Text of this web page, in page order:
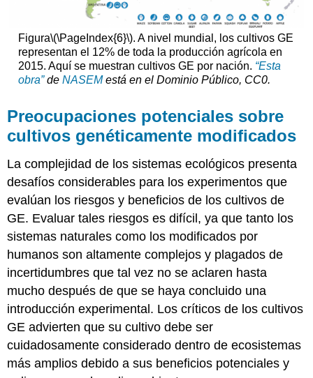
Figura\(\PageIndex{6}\). A nivel mundial, los cultivos GE
representan el 12% de toda la producción agrícola en
2015. Aquí se muestran cultivos GE por nación. “Esta
obra” de NASEM está en el Dominio Público, CC0.
Preocupaciones potenciales sobre
cultivos genéticamente modificados
La complejidad de los sistemas ecológicos presenta
desafíos considerables para los experimentos que
evalúan los riesgos y beneficios de los cultivos de
GE. Evaluar tales riesgos es difícil, ya que tanto los
sistemas naturales como los modificados por
humanos son altamente complejos y plagados de
incertidumbres que tal vez no se aclaren hasta
mucho después de que se haya concluido una
introducción experimental. Los críticos de los cultivos
GE advierten que su cultivo debe ser
cuidadosamente considerado dentro de ecosistemas
más amplios debido a sus beneficios potenciales y